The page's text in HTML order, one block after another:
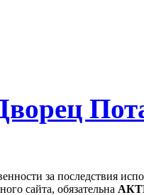
за последствия
сайта, обязательна